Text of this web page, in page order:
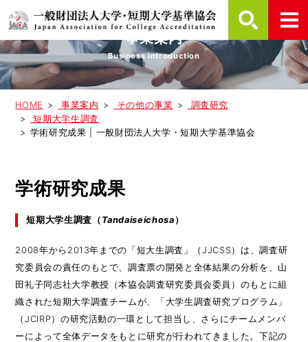
事業案内
Business introduction
HOME 事業案内 その他の事業
調査研究
短期大学生調査
学術研究成果 | 一般財団法人大学・短期大学基準協会
学術研究成果
短期大学生調査（ Tandaiseichosa ）
2008年から2013年までの「短大生調査」（JJCSS）は、調査研
究委員会の責任のもとで、調査票の開発と全体結果の分析を、山
田礼子同志社大学教授（本協会調査研究委員会委員）のもとに組
織された短期大学調査チームが、「大学生調査研究プログラム」
（JCIRP）の研究活動の一環として担当し、さらにチームメンバ
ーによって全体データをもとに研究が行われてきました。下記の